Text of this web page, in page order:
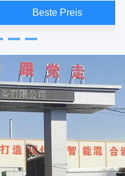
Beste Preis